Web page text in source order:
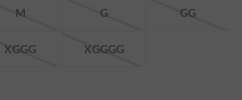
M G GG
XGGG XGGGG